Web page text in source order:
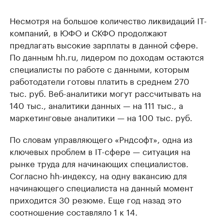
Несмотря на большое количество ликвидаций IT-
компаний, в ЮФО и СКФО продолжают
предлагать высокие зарплаты в данной сфере.
По данным hh.ru, лидером по доходам остаются
специалисты по работе с данными, которым
работодатели готовы платить в среднем 270
тыс. руб. Веб-аналитики могут рассчитывать на
140 тыс., аналитики данных — на 111 тыс., а
маркетинговые аналитики — на 100 тыс. руб.
По словам управляющего «Рндсофт», одна из
ключевых проблем в IT-сфере — ситуация на
рынке труда для начинающих специалистов.
Согласно hh-индексу, на одну вакансию для
начинающего специалиста на данный момент
приходится 30 резюме. Еще год назад это
соотношение составляло 1 к 14.